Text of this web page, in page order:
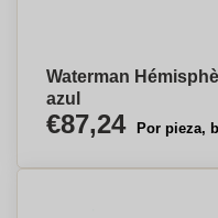
Waterman
azul
€87,24 Por pieza,